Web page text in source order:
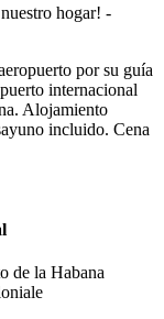
por su guía
internacional
Alojamiento
incluido. Cena